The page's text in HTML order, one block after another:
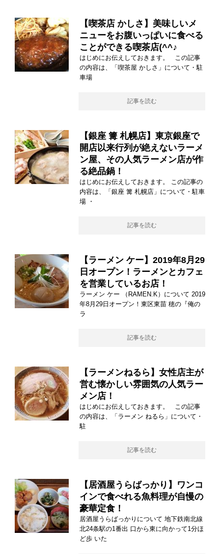
【喫茶店 かしさ】美味しいメ
ニューをお腹いっぱいに食べる
ことができる喫茶店(^^♪
はじめにお伝えしておきます。 この記事
の内容は、「喫茶屋 かしさ」について・駐
車場
記事を読む
【銀座 篝 札幌店】東京銀座で
開店以来行列が絶えないラーメ
ン屋、その人気ラーメン店が作
る絶品鍋！
はじめにお伝えしておきます。 この記事の
内容は、「銀座 篝 札幌店」について・駐車
場 ・
記事を読む
【ラーメン ケー】2019年8月29
日オープン！ラーメンとカフェ
を営業しているお店！
ラーメン ケー （RAMEN.K）について 2019
年8月29日オープン！東区東苗 穂の『俺の
ラ
記事を読む
【ラーメンねるら】女性店主が
営む懐かしい雰囲気の人気ラー
メン店！
はじめにお伝えしておきます。 この記事
の内容は、「ラーメン ねるら」について・
駐
記事を読む
【居酒屋うらばっかり】ワンコ
インで食べれる魚料理が自慢の
豪華定食！
居酒屋うらばっかりについて 地下鉄南北線
北24条駅の1番出 口から東に向かって1分ほ
ど歩 いた